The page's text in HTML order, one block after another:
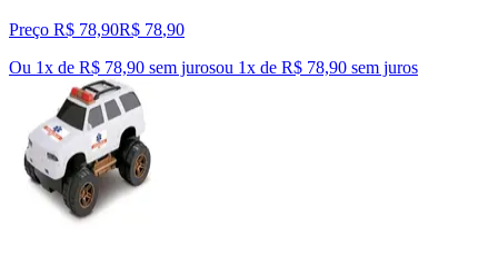
Preço R$ 78,90R$ 78,90
Ou 1x de R$ 78,90 sem jurosou 1x de R$ 78,90 sem juros